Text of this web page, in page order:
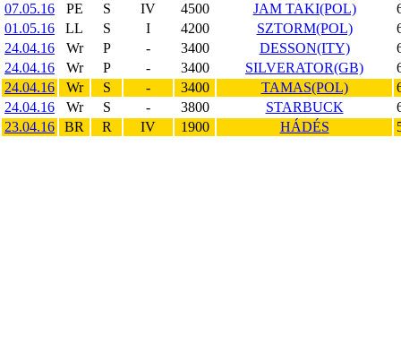
07.05.16
PE S IV 4500 JAM TAKI(POL)
01.05.16
LL S I 4200 SZTORM(POL)
24.04.16
Wr P - 3400 DESSON(ITY)
24.04.16
Wr P - 3400 SILVERATOR(GB)
24.04.16
Wr S - 3400 TAMAS(POL)
24.04.16
Wr S - 3800 STARBUCK
23.04.16
BR R IV 1900 HÁDÉS